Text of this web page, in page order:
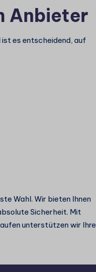
Anbieter
es entscheidend, auf
Wahl. Wir bieten Ihnen
Sicherheit. Mit
unterstützen wir Ihre